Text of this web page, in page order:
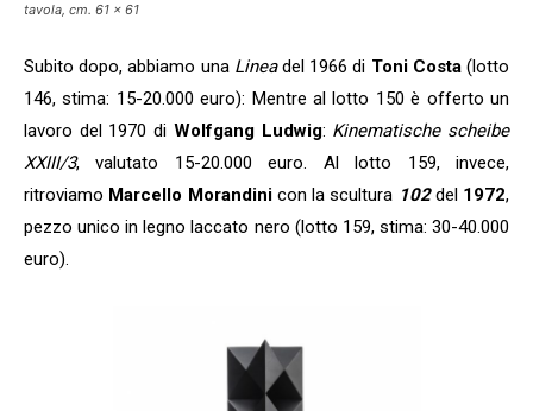
tavola, cm. 61 x 61
Subito dopo, abbiamo una Lineadel 1966 di Toni Costa(lotto
146, stima: 15-20.000 euro): Mentre al lotto 150 è offerto un
lavoro del 1970 di Wolfgang Ludwig: Kinematische scheibe
XXIII/3, valutato 15-20.000 euro. Al lotto 159, invece,
ritroviamo Marcello Morandinicon la scultura 102del 1972,
pezzo unico in legno laccato nero (lotto 159, stima: 30-40.000
euro).